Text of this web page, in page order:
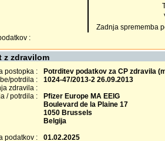
Zadnja sprememba
:
zdravilom
postopka :
Potrditev podatkov za CP zdravila
potrdila :
1024-47/2013-2 26.09.2013
zdravila :
/ potrdila :
Pfizer Europe MA EEIG
Boulevard de la Plaine 17
1050 Brussels
Belgija
podatkov :
01.02.2025